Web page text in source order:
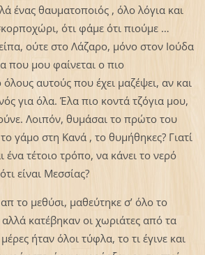
ένας θαυματοποιός , όλο λόγια και
ότι φάμε ότι πιούμε …
ούτε στο Λάζαρο, μόνο στον Ιούδα
που μου φαίνεται ο πιο
αυτούς που έχει μαζέψει, αν και
για όλα. Έλα πιο κοντά τζόγια μου,
Λοιπόν, θυμάσαι το πρώτο του
γάμο στη Κανά , το θυμήθηκες? Γιατί
ένα τέτοιο τρόπο, να κάνει το νερό
είναι Μεσσίας?
το μεθύσι, μαθεύτηκε σ’ όλο το
κατέβηκαν οι χωριάτες από τα
ήταν όλοι τύφλα, το τι έγινε και